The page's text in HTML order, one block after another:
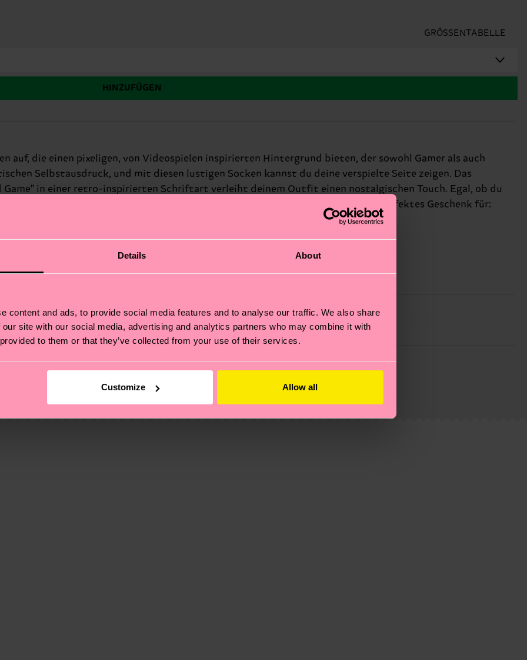
Details About
content and ads, to provide social media features and to analyse our traffic. We also share
site with our social media, advertising and analytics partners who may combine it with
to them or that they’ve collected from your use of their services.
Customize Allow all
GRÖSSENTABELLE
HINZUFÜGEN
auf, die einen pixeligen, von Videospielen inspirierten Hintergrund bieten, der sowohl Gamer als auch
Selbstausdruck, und mit diesen lustigen Socken kannst du deine verspielte Seite zeigen. Das
in einer retro-inspirierten Schriftart verleiht deinem Outfit einen nostalgischen Touch. Egal, ob du
diese Socken sind die perfekte Möglichkeit, deine Persönlichkeit zu zeigen. Perfektes Geschenk für:
– es geht auch um eine ethische Lieferkette, die Reduzierung von Emissionen, die richtige Pflege von
Tipps und Tricks findest du auf unsererNachhaltigkeitsseite.
unsere länderspezifische Versandübersicht findest du hier . Die Lieferzeit beginnt sobald deine Bestellung